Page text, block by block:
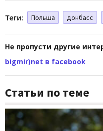
Теги: Польша донбасс
Не пропусти другие
bigmir)net в facebook
Статьи по теме